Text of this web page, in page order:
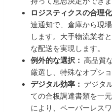
ロジスティクスの合理化
達通知で、倉庫から現
します。大手物流業者
な配送を実現します。
例外的な選択： 高品質
厳選し、特殊なオプシ
デジタル効率： デジタ
ての合板調達書類を一
により、ペーパーレス